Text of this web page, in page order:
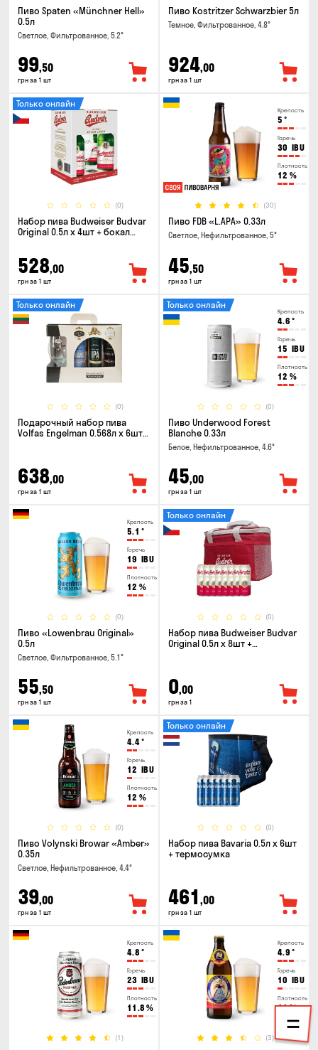
Пиво Spaten «Münchner Hell»
0.5л
Светлое, Фильтрованное, 5.2°
99,50
грн за 1 шт
Пиво Kostritzer Schwarzbier 5л
Темное, Фильтрованное, 4.8°
924,00
грн за 1 шт
(0)
Только онлайн
Набор пива Budweiser Budvar
Original 0.5л х 4шт + бокал
528,00
грн за 1 шт
Крепость
5 °
Горечь
30 IBU
Плотность
12 %
(30)
Пиво FDB «L.APA» 0.33л
Светлое, Нефильтрованное, 5°
45,50
грн за 1 шт
(0)
Только онлайн
Подарочный набор пива
Volfas Engelman 0.568л x 6шт +
638,00
грн за 1 шт
Крепость
4.6 °
Горечь
15 IBU
Плотность
12 %
(0)
Только онлайн
Пиво Underwood Forest
Blanche 0.33л
Белое, Нефильтрованное, 4.6°
45,00
грн за 1 шт
Крепость
5.1 °
Горечь
19 IBU
Плотность
12 %
(0)
Пиво «Lowenbrau Original»
0.5л
Светлое, Фильтрованное, 5.1°
55,50
грн за 1 шт
(0)
Только онлайн
Набор пива Budweiser Budvar
Original 0.5л x 8шт +
0,00
грн за 1
Крепость
4.4°
Горечь
12 IBU
Плотность
12 %
(0)
Пиво Volynski Browar «Amber»
0.35л
Светлое, Нефильтрованное, 4.4°
39,00
грн за 1 шт
(0)
Только онлайн
Набор пива Bavaria 0.5л х 6шт
+ термосумка
461 ,00
грн за 1 шт
Крепость
4.8 °
Горечь
23 IBU
Плотность
11.8 %
(1)
Крепость
4.9 °
Горечь
10 IBU
Плотность
11%
(3)